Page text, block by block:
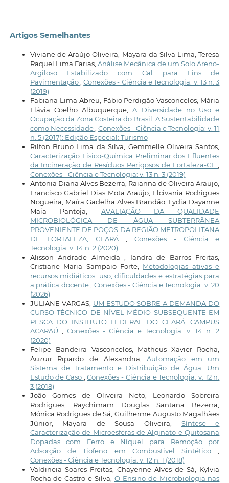
Artigos Semelhantes
Viviane de Araújo Oliveira, Mayara da Silva Lima, Teresa
Raquel Lima Farias, Análise Mecânica de um Solo Areno-
Argiloso Estabilizado com Cal para Fins de
Pavimentação ,Conexões - Ciência e Tecnologia: v. 13 n. 3
(2019)
Fabiana Lima Abreu, Fábio Perdigão Vasconcelos, Mária
Flávia Coelho Albuquerque,A Diversidade no Uso e
Ocupação da Zona Costeira do Brasil: A Sustentabilidade
como Necessidade Conexões - Ciência e Tecnologia: v. 11
n. 5 (2017): Edição Especial: Turismo
Rilton Bruno Lima da Silva, Gemmelle Oliveira Santos,
Caracterização Físico-Química Preliminar dos Efluentes
da Incineração de Resíduos Perigosos de Fortaleza-CE
Conexões - Ciência e Tecnologia: v. 13 n. 3 (2019)
Antonia Diana Alves Bezerra, Raianna de Oliveira Araujo,
Francisco Gabriel Dias Mota Araújo, Elcivania Rodrigues
Nogueira, Maíra Gadelha Alves Brandão, Lydia Dayanne
Maia Pantoja, AVALIAÇÃO DA QUALIDADE
MICROBIOLÓGICA DE ÁGUA SUBTERRÂNEA
PROVENIENTE DE POÇOS DA REGIÃO METROPOLITANA
DE FORTALEZA, CEARÁ
Conexões - Ciência e
Tecnologia: v. 14 n. 2 (2020)
Alisson Andrade Almeida , Iandra de Barros Freitas,
Cristiane Maria Sampaio Forte, Metodologias ativas e
recursos midiáticos: uso, dificuldades e estratégias para
a prática docente
Conexões - Ciência e Tecnologia: v. 20
(2026)
JULIANE VARGAS, UM ESTUDO SOBRE A DEMANDA DO
CURSO TÉCNICO DE NÍVEL MÉDIO SUBSEQUENTE EM
PESCA DO INSTITUTO FEDERAL DO CEARÁ, CAMPUS
ACARAÚ
Conexões - Ciência e Tecnologia: v. 14 n. 2
(2020)
Felipe Bandeira Vasconcelos, Matheus Xavier Rocha,
Auzuir Ripardo de Alexandria,Automação em um
Sistema de Tratamento e Distribuição de Água: Um
Estudo de Caso
,Conexões - Ciência e Tecnologia: v. 12 n.
3 (2018)
João Gomes de Oliveira Neto, Leonardo Sobreira
Rodrigues, Raychimam Douglas Santana Bezerra,
Mônica Rodrigues de Sá, Guilherme Augusto Magalhães
Júnior, Mayara de Sousa Oliveira, Síntese e
Caracterização de Microesferas de Alginato e Quitosana
Dopadas com Ferro e Níquel para Remoção por
Adsorção de Tiofeno em Combustível Sintético
Conexões - Ciência e Tecnologia: v. 12 n. 1 (2018)
Valdineia Soares Freitas, Chayenne Alves de Sá, Kylvia
Rocha de Castro e Silva, O Ensino de Microbiologia nas